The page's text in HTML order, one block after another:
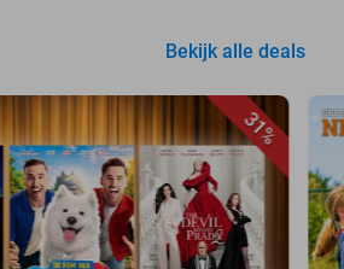
Bekijk alle deals
31%